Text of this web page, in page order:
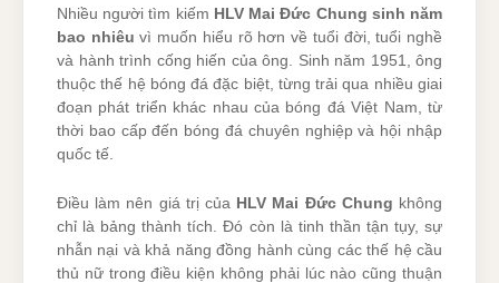
Nhiều người tìm kiếm HLV Mai Đức Chung sinh năm
bao nhiêu vì muốn hiểu rõ hơn về tuổi đời, tuổi nghề
và hành trình cống hiến của ông. Sinh năm 1951, ông
thuộc thế hệ bóng đá đặc biệt, từng trải qua nhiều giai
đoạn phát triển khác nhau của bóng đá Việt Nam, từ
thời bao cấp đến bóng đá chuyên nghiệp và hội nhập
quốc tế.
Điều làm nên giá trị của HLV Mai Đức Chung không
chỉ là bảng thành tích. Đó còn là tinh thần tận tụy, sự
nhẫn nại và khả năng đồng hành cùng các thế hệ cầu
thủ nữ trong điều kiện không phải lúc nào cũng thuận